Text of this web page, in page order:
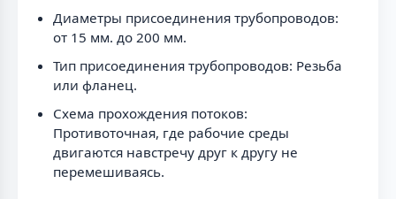
Диаметры присоединения трубопроводов:
от 15 мм. до 200 мм.
Тип присоединения трубопроводов: Резьба
или фланец.
Схема прохождения потоков:
Противоточная, где рабочие среды
двигаются навстречу друг к другу не
перемешиваясь.